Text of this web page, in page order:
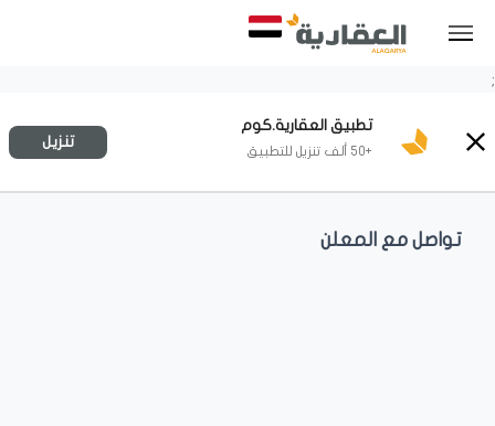
;
تطبيق العقارية.كوم
+50 ألف تنزيل للتطبيق
تنزيل
تواصل مع المعلن